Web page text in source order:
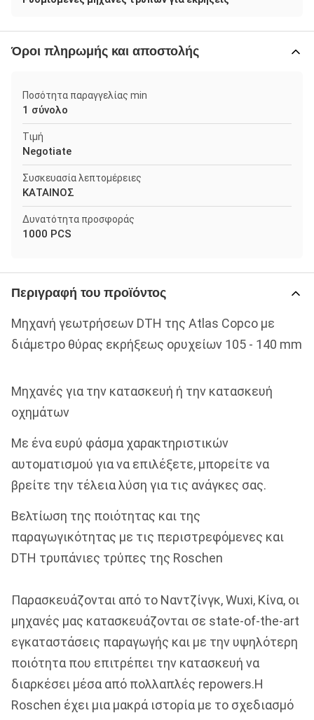
Όροι πληρωμής και αποστολής
Ποσότητα παραγγελίας min
1 σύνολο
Τιμή
Negotiate
Συσκευασία λεπτομέρειες
ΚΑΤΑΙΝΟΣ
Δυνατότητα προσφοράς
1000 PCS
Περιγραφή του προϊόντος
Μηχανή γεωτρήσεων DTH της Atlas Copco με
διάμετρο θύρας εκρήξεως ορυχείων 105 - 140 mm
Μηχανές για την κατασκευή ή την κατασκευή
οχημάτων
Με ένα ευρύ φάσμα χαρακτηριστικών
αυτοματισμού για να επιλέξετε, μπορείτε να
βρείτε την τέλεια λύση για τις ανάγκες σας.
Βελτίωση της ποιότητας και της
παραγωγικότητας με τις περιστρεφόμενες και
DTH τρυπάνιες τρύπες της Roschen
Παρασκευάζονται από το Ναντζίνγκ, Wuxi, Κίνα, οι
μηχανές μας κατασκευάζονται σε state-of-the-art
εγκαταστάσεις παραγωγής και με την υψηλότερη
ποιότητα που επιτρέπει την κατασκευή να
διαρκέσει μέσα από πολλαπλές repowers.Η
Roschen έχει μια μακρά ιστορία με το σχεδιασμό